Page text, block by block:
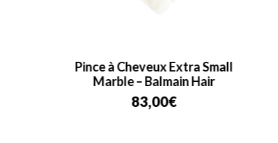
Pince à Cheveux Small Marble
Locks of Gold – Balmain Hair
83,00€